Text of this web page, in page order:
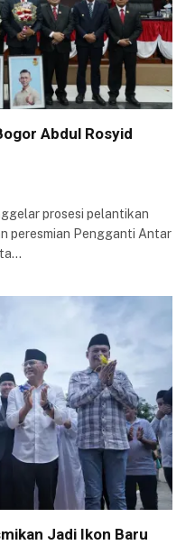
Abdul Rosyid
prosesi pelantikan
peresmian Pengganti Antar
Jadi Ikon Baru